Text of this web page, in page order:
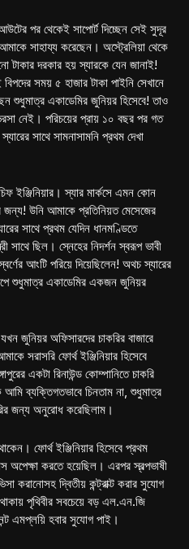
পর থেকেই সাপোর্ট দিচ্ছেন সেই সুদূর
সাহায্য করেছেন। অস্ট্রেলিয়া থেকে
টাকার দরকার হয় স্যারকে যেন জানাই!
সময় ৫ হাজার টাকা পাইনি সেখানে
শুধুমাত্র একাডেমির জুনিয়র হিসেবে! তাও
নেই। পরিচয়ের প্রায় ১০ বছর পর গত
সাথে সামনাসামনি প্রথম দেখা
ইঞ্জিনিয়ার। স্যার মার্কসে এমন কোন
উনি আমাকে প্রতিনিয়ত মেসেজের
সাথে প্রথম যেদিন ধানমণ্ডিতে
সাথে ছিল। স্নেহের নিদর্শন স্বরূপ ভাবী
আংটি পরিয়ে দিয়েছিলেন! অথচ স্যারের
শুধুমাত্র একাডেমির একজন জুনিয়র
জুনিয়র অফিসারদের চাকরির বাজারে
সরাসরি ফোর্থ ইঞ্জিনিয়ার হিসেবে
একটা রিনাউন্ড কোম্পানিতে চাকরি
আমি ব্যক্তিগতভাবে চিনতাম না, শুধুমাত্র
জন্য অনুরোধ করেছিলাম।
ফোর্থ ইঞ্জিনিয়ার হিসেবে প্রথম
অপেক্ষা করতে হয়েছিল। এরপর স্বল্পভাষী
করানোসহ দ্বিতীয় কন্ট্রাক্ট করার সুযোগ
পৃথিবীর সবচেয়ে বড় এল.এন.জি
এমপ্লয়ি হবার সুযোগ পাই।